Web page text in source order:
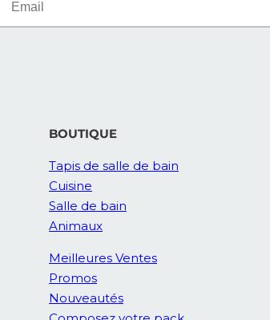
BOUTIQUE
Tapis de salle de bain
Cuisine
Salle de bain
Animaux
Meilleures Ventes
Promos
Nouveautés